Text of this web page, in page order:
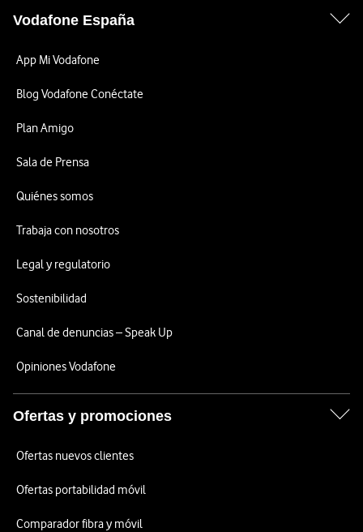
Vodafone España
App Mi Vodafone
Blog Vodafone Conéctate
Plan Amigo
Sala de Prensa
Quiénes somos
Trabaja con nosotros
Legal y regulatorio
Sostenibilidad
Canal de denuncias – Speak Up
Opiniones Vodafone
Ofertas y promociones
Ofertas nuevos clientes
Ofertas portabilidad móvil
Comparador fibra y móvil